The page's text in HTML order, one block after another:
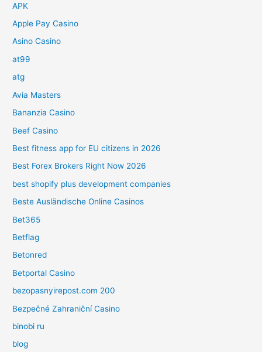
APK
Apple Pay Casino
Asino Casino
at99
atg
Avia Masters
Bananzia Casino
Beef Casino
Best fitness app for EU citizens in 2026
Best Forex Brokers Right Now 2026
best shopify plus development companies
Beste Ausländische Online Casinos
Bet365
Betflag
Betonred
Betportal Casino
bezopasnyirepost.com 200
Bezpečné Zahraniční Casino
binobi ru
blog